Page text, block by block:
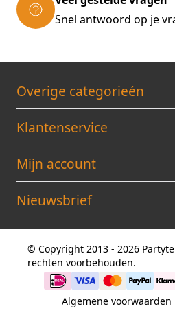
Snel antwoord op je
Overige categorieén
Klantenservice
Mijn account
Nieuwsbrief
© Copyright 2013 - 2026
rechten voorbehouden.
Algemene voorwaarden